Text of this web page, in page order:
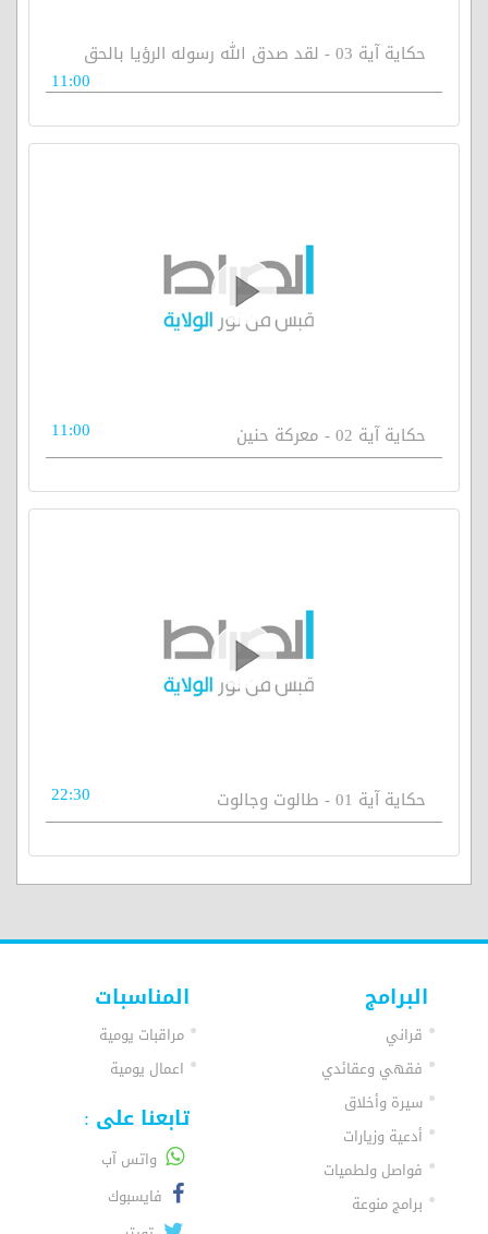
حكاية آية 03 - لقد صدق الله رسوله الرؤيا بالحق
11:00
حكاية آية 02 - معركة حنين 11:00
حكاية آية 01 - طالوت وجالوت 22:30
البرامج
قراني
فقهي وعقائدي
سيرة وأخلاق
أدعية وزيارات
فواصل ولطميات
برامج منوعة
المناسبات
مراقبات يومية
اعمال يومية
تابعنا على :
واتس آب
فايسبوك